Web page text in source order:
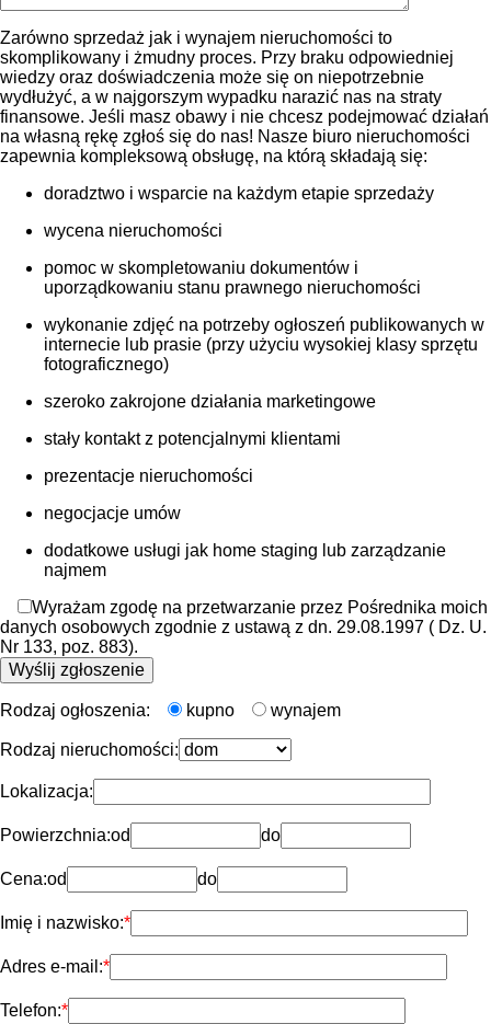
Zarówno sprzedaż jak i wynajem nieruchomości to
skomplikowany i żmudny proces. Przy braku odpowiedniej
wiedzy oraz doświadczenia może się on niepotrzebnie
wydłużyć, a w najgorszym wypadku narazić nas na straty
finansowe. Jeśli masz obawy i nie chcesz podejmować działań
na własną rękę zgłoś się do nas! Nasze biuro nieruchomości
zapewnia kompleksową obsługę, na którą składają się:
doradztwo i wsparcie na każdym etapie sprzedaży
wycena nieruchomości
pomoc w skompletowaniu dokumentów i
uporządkowaniu stanu prawnego nieruchomości
wykonanie zdjęć na potrzeby ogłoszeń publikowanych w
internecie lub prasie (przy użyciu wysokiej klasy sprzętu
fotograficznego)
szeroko zakrojone działania marketingowe
stały kontakt z potencjalnymi klientami
prezentacje nieruchomości
negocjacje umów
dodatkowe usługi jak home staging lub zarządzanie
najmem
Wyrażam zgodę na przetwarzanie przez Pośrednika moich
danych osobowych zgodnie z ustawą z dn. 29.08.1997 ( Dz. U.
Nr 133, poz. 883).
Rodzaj ogłoszenia: kupno wynajem
Rodzaj nieruchomości:
Lokalizacja:
Powierzchnia:od do
Cena:od do
Imię i nazwisko:
Adres e-mail:
Telefon: